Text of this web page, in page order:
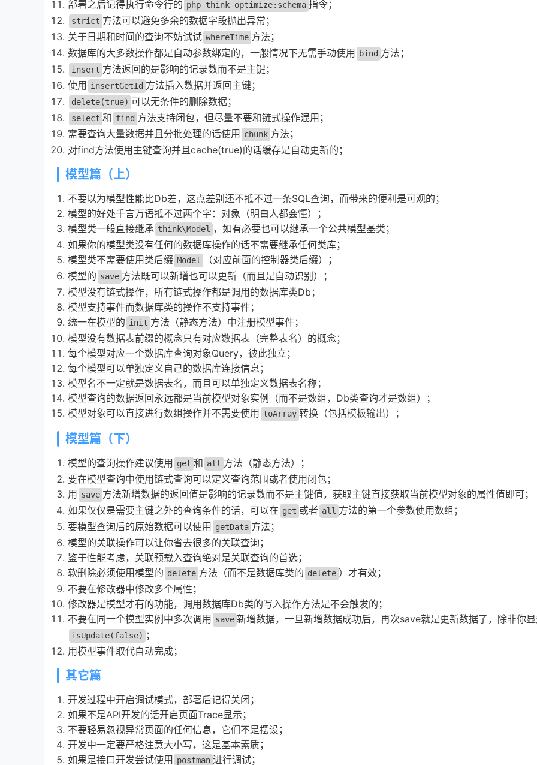
部署之后记得执行命令行的 php think optimize:schema 指令；
strict 方法可以避免多余的数据字段抛出异常；
关于日期和时间的查询不妨试试 whereTime 方法；
数据库的大多数操作都是自动参数绑定的，一般情况下无需手动使用
bind 方法；
insert 方法返回的是影响的记录数而不是主键；
使用
insertGetId 方法插入数据并返回主键；
delete(true) 可以无条件的删除数据；
select 和 find 方法支持闭包，但尽量不要和链式操作混用；
需要查询大量数据并且分批处理的话使用
chunk 方法；
对find方法使用主键查询并且cache(true)的话缓存是自动更新的；
模型篇（上）
不要以为模型性能比Db差，这点差别还不抵不过一条SQL查询，而带来的便利是可观的；
模型的好处千言万语抵不过两个字：对象（明白人都会懂）；
模型类一般直接继承 think\Model ，如有必要也可以继承一个公共模型基类；
如果你的模型类没有任何的数据库操作的话不需要继承任何类库；
模型类不需要使用类后缀 Model
（对应前面的控制器类后缀）；
模型的 save 方法既可以新增也可以更新（而且是自动识别）；
模型没有链式操作，所有链式操作都是调用的数据库类Db；
模型支持事件而数据库类的操作不支持事件；
统一在模型的 init 方法（静态方法）中注册模型事件；
模型没有数据表前缀的概念只有对应数据表（完整表名）的概念；
每个模型对应一个数据库查询对象Query，彼此独立；
每个模型可以单独定义自己的数据库连接信息；
模型名不一定就是数据表名，而且可以单独定义数据表名称；
模型查询的数据返回永远都是当前模型对象实例（而不是数组，Db类查询才是数组）；
模型对象可以直接进行数组操作并不需要使用
toArray 转换（包括模板输出）；
模型篇（下）
模型的查询操作建议使用 get 和 all 方法（静态方法）；
要在模型查询中使用链式查询可以定义查询范围或者使用闭包；
用
save 方法新增数据的返回值是影响的记录数而不是主键值，获取主键直接获取当前模型对象的属性值即可；
如果仅仅是需要主键之外的查询条件的话，可以在 get 或者 all 方法的第一个参数使用数组；
要模型查询后的原始数据可以使用
getData 方法；
模型的关联操作可以让你省去很多的关联查询；
鉴于性能考虑，关联预载入查询绝对是关联查询的首选；
软删除必须使用模型的 delete 方法（而不是数据库类的 delete ）才有效；
不要在修改器中修改多个属性；
修改器是模型才有的功能，调用数据库Db类的写入操作方法是不会触发的；
不要在同一个模型实例中多次调用
save 新增数据，一旦新增数据成功后，再次save就是更新数据了，除非你
isUpdate(false) ；
用模型事件取代自动完成；
其它篇
开发过程中开启调试模式，部署后记得关闭；
如果不是API开发的话开启页面Trace显示；
不要轻易忽视异常页面的任何信息，它们不是摆设；
开发中一定要严格注意大小写，这是基本素质；
如果是接口开发尝试使用
postman 进行调试；